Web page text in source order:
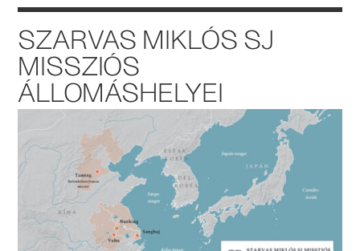
SZARVAS MIKLÓS SJ
MISSZIÓS
ÁLLOMÁSHELYEI